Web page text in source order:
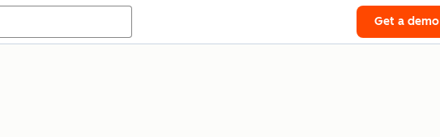
Get a demo